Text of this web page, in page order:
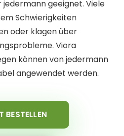
geeignet. Viele
Schwierigkeiten
oder klagen über
Viora
können von jedermann
angewendet werden.
BESTELLEN